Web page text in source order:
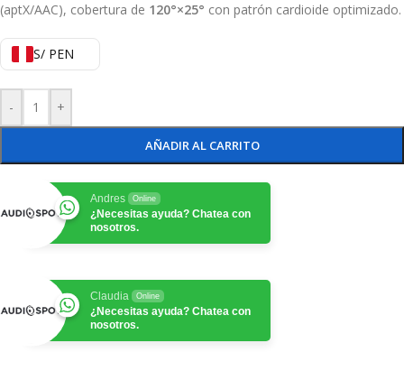
(aptX/AAC), cobertura de 120°×25° con patrón cardioide optimizado.
S/ PEN
- +
AÑADIR AL CARRITO
Andres Online
¿Necesitas ayuda? Chatea con
nosotros.
Claudia Online
¿Necesitas ayuda? Chatea con
nosotros.